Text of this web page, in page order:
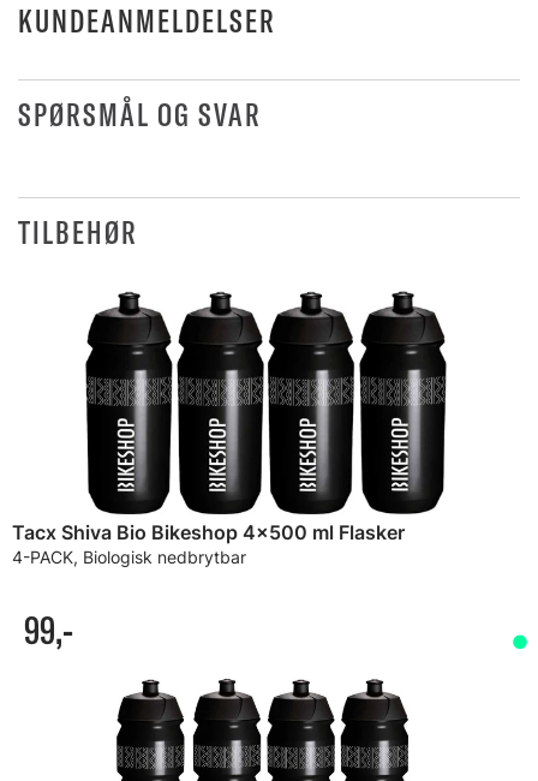
KUNDEANMELDELSER
SPØRSMÅL OG SVAR
TILBEHØR
Tacx Shiva Bio Bikeshop 4x500 ml Flasker
4-PACK, Biologisk nedbrytbar
99,-